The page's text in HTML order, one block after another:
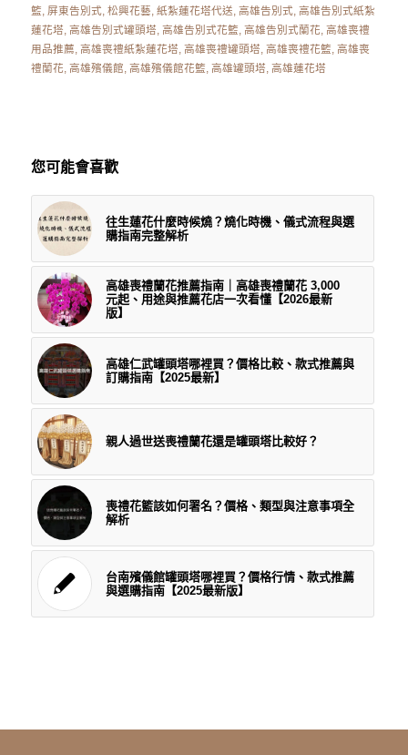
籃
屏東告別式, 松興花藝 紙紮蓮花塔代送 高雄告別式, 高雄告別式紙紮
蓮花塔 高雄告別式罐頭塔 高雄告別式花籃 高雄告別式蘭花 高雄喪禮
用品推薦 高雄喪禮紙紮蓮花塔 高雄喪禮罐頭塔 高雄喪禮花籃 高雄喪
禮蘭花 高雄殯儀館 高雄殯儀館花籃 高雄罐頭塔 高雄蓮花塔
您可能會喜歡
往生蓮花什麼時候燒？燒化時機、儀式流程與選
購指南完整解析
高雄喪禮蘭花推薦指南｜高雄喪禮蘭花 3,000
元起、用途與推薦花店一次看懂【2026最新
版】
高雄仁武罐頭塔哪裡買？價格比較、款式推薦與
訂購指南【2025最新】
親人過世送喪禮蘭花還是罐頭塔比較好？
喪禮花籃該如何署名？價格、類型與注意事項全
解析
台南殯儀館罐頭塔哪裡買？價格行情、款式推薦
與選購指南【2025最新版】